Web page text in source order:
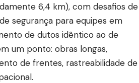
6,4 km), com desafios de
segurança para equipes em
de dutos idêntico ao de
um ponto: obras longas,
de frentes, rastreabilidade de